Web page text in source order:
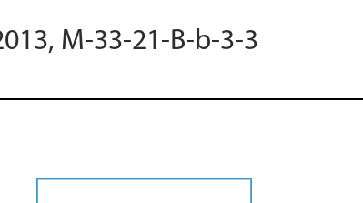
M-33-21-B-b-3-3